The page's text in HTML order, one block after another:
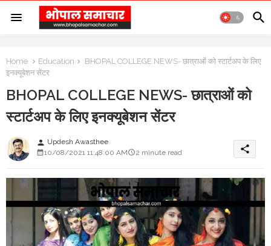
Home Education
BHOPAL COLLEGE NEWS- छात्राओं को स्टार्टअप के लिए
इनक्यूबेशन सेंटर
BHOPAL COLLEGE NEWS- छात्राओं को
स्टार्टअप के लिए इनक्यूबेशन सेंटर
person Updesh Awasthee
10/08/2021 11:48:00 AM
2 minute read share